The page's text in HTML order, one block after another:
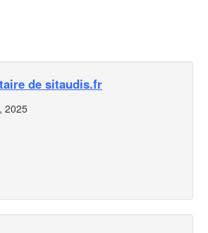
de sitaudis.fr
2025